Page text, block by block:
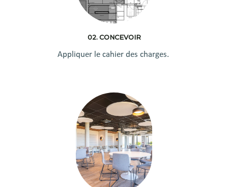
02. CONCEVOIR
Appliquer le cahier des charges.